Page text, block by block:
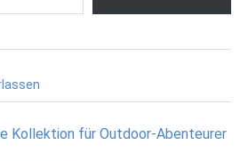
Kollektion für Outdoor-Abenteurer